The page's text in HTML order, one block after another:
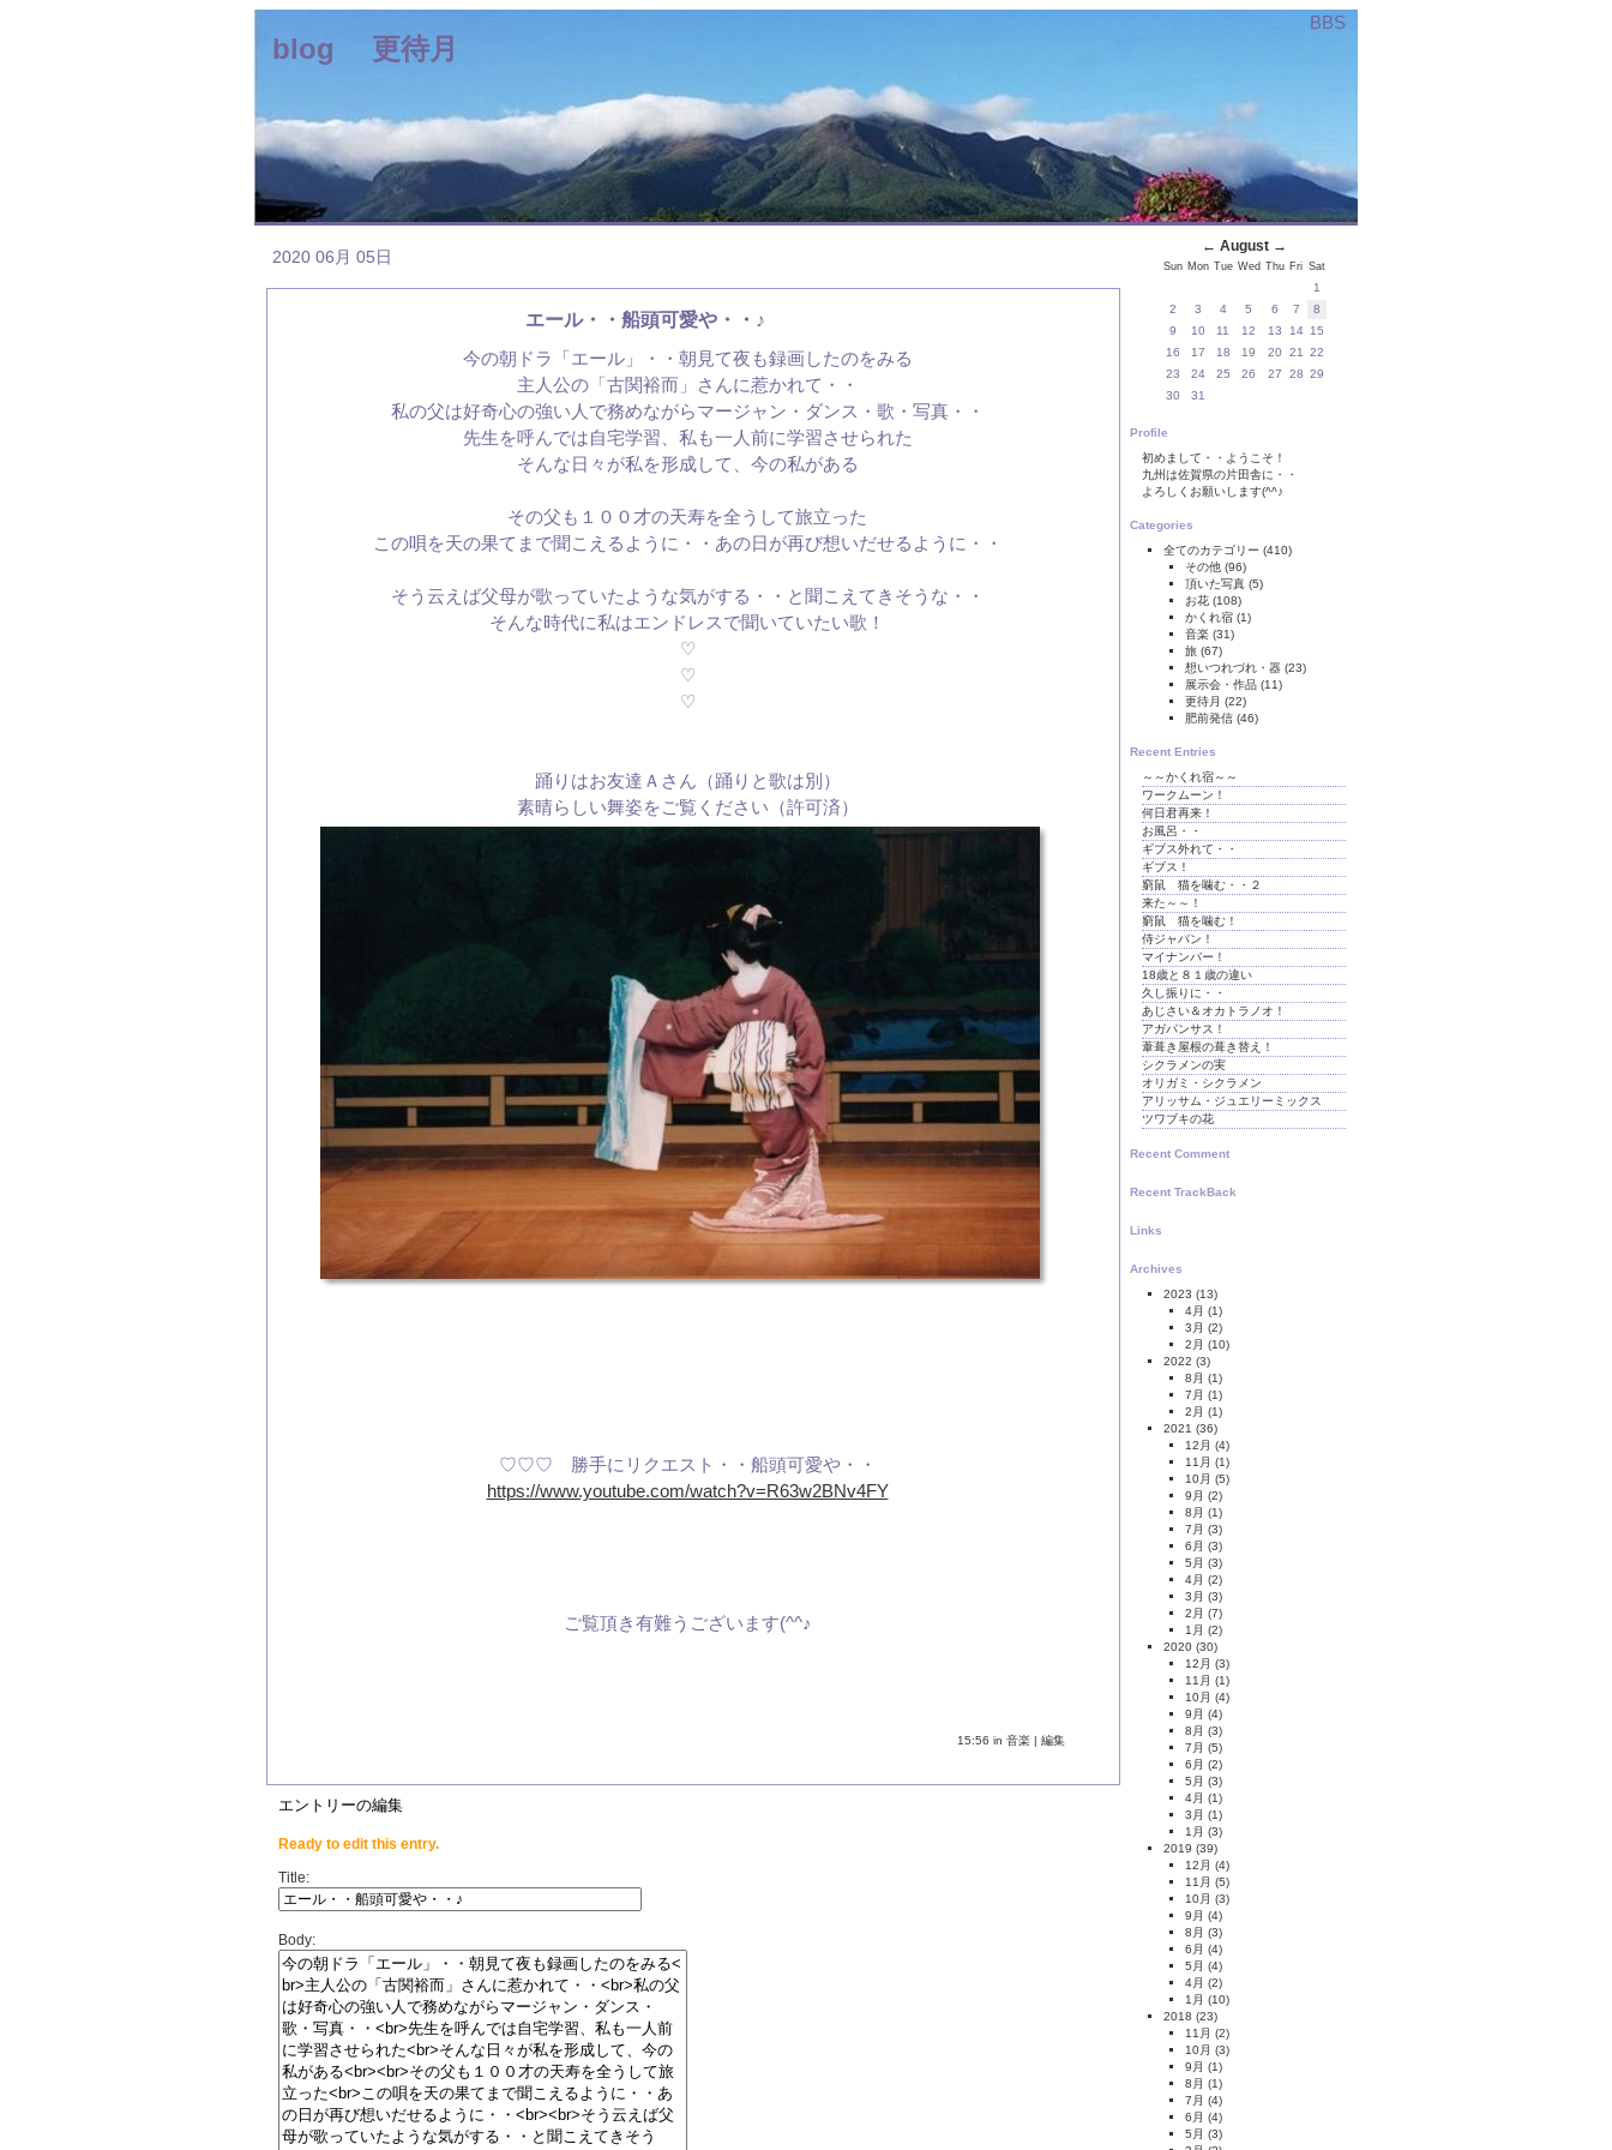
BBS
blog 更待月
2020 06月 05日
エール・・船頭可愛や・・♪
今の朝ドラ「エール」・・朝見て夜も録画したのをみる
主人公の「古関裕而」さんに惹かれて・・
私の父は好奇心の強い人で務めながらマージャン・ダンス・歌・写真・・
先生を呼んでは自宅学習、私も一人前に学習させられた
そんな日々が私を形成して、今の私がある
その父も１００才の天寿を全うして旅立った
この唄を天の果てまで聞こえるように・・あの日が再び想いだせるように・・
そう云えば父母が歌っていたような気がする・・と聞こえてきそうな・・
そんな時代に私はエンドレスで聞いていたい歌！
♡
♡
♡
踊りはお友達Ａさん（踊りと歌は別）
素晴らしい舞姿をご覧ください（許可済）
♡♡♡ 勝手にリクエスト・・船頭可愛や・・
https://www.youtube.com/watch?v=R63w2BNv4FY
ご覧頂き有難うございます(^^♪
15:56 in 音楽 | 編集
エントリーの編集
Ready to edit this entry.
Title:
Body:
← August→
Sun Mon Tue Wed Thu Fri Sat
1
2
3 4 5 6 7
8
9
10 11 12 13 14 15
16
17 18 19 20 21
22
23
24 25 26 27 28 29
30
31
Profile
初めまして・・ようこそ！
九州は佐賀県の片田舎に・・
よろしくお願いします(^^♪
Categories
全てのカテゴリー (410)
その他 (96)
頂いた写真 (5)
お花 (108)
かくれ宿 (1)
音楽 (31)
旅 (67)
想いつれづれ・器 (23)
展示会・作品 (11)
更待月 (22)
肥前発信 (46)
Recent Entries
～～かくれ宿～～
ワークムーン！
何日君再来！
お風呂・・
ギブス外れて・・
ギブス！
窮鼠 猫を噛む・・２
来た～～！
窮鼠 猫を噛む！
侍ジャパン！
マイナンバー！
18歳と８１歳の違い
久し振りに・・
あじさい＆オカトラノオ！
アガパンサス！
葦葺き屋根の葺き替え！
シクラメンの実
オリガミ・シクラメン
アリッサム・ジュエリーミックス
ツワブキの花
Recent Comment
Recent TrackBack
Links
Archives
2023 (13)
4月 (1)
3月 (2)
2月 (10)
2022 (3)
8月 (1)
7月 (1)
2月 (1)
2021 (36)
12月 (4)
11月 (1)
10月 (5)
9月 (2)
8月 (1)
7月 (3)
6月 (3)
5月 (3)
4月 (2)
3月 (3)
2月 (7)
1月 (2)
2020 (30)
12月 (3)
11月 (1)
10月 (4)
9月 (4)
8月 (3)
7月 (5)
6月 (2)
5月 (3)
4月 (1)
3月 (1)
1月 (3)
2019 (39)
12月 (4)
11月 (5)
10月 (3)
9月 (4)
8月 (3)
6月 (4)
5月 (4)
4月 (2)
1月 (10)
2018 (23)
11月 (2)
10月 (3)
9月 (1)
8月 (1)
7月 (4)
6月 (4)
5月 (3)